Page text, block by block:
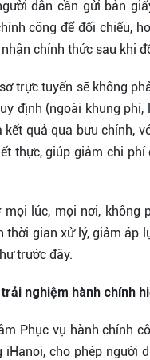
dân cần gửi bản
công để đối chiếu,
chính thức sau khi
trực tuyến sẽ không
định (ngoài khung
quả qua bưu chính,
thực, giúp giảm chi
lúc, mọi nơi, không
gian xử lý, giảm áp
trước đây.
nghiệm hành chính
Phục vụ hành chính
cho phép người